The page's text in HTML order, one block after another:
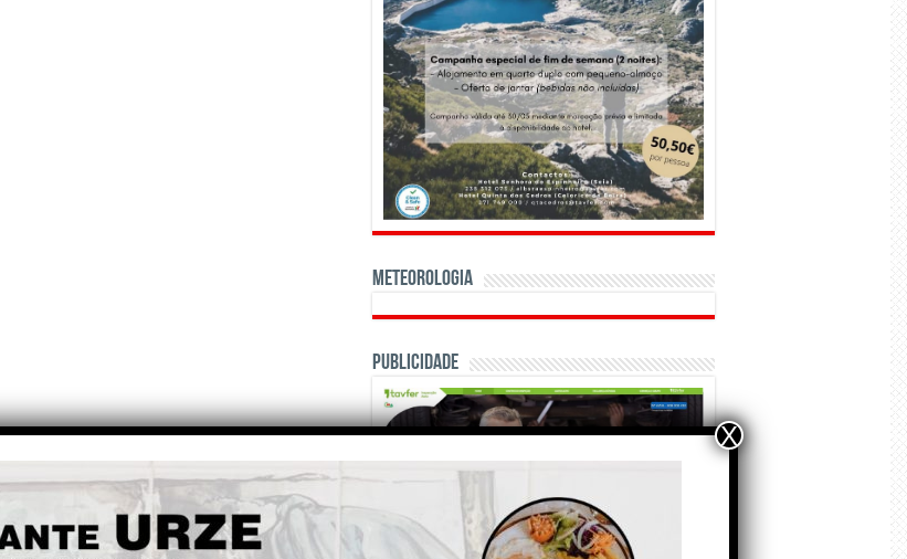
Meteorologia
Publicidade
X